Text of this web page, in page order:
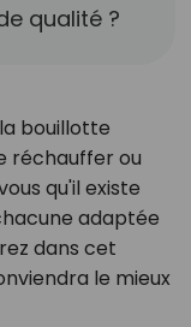
qualité ?
bouillotte
réchauffer ou
qu'il existe
adaptée
dans cet
le mieux